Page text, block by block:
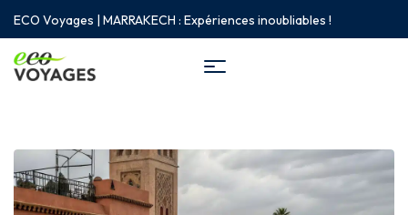
ECO Voyages | MARRAKECH : Expériences inoubliables !